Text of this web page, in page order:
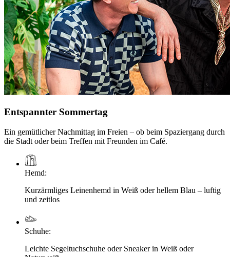
Entspannter Sommertag
Ein gemütlicher Nachmittag im Freien – ob beim Spaziergang durch
die Stadt oder beim Treffen mit Freunden im Café.
Hemd:
Kurzärmliges Leinenhemd in Weiß oder hellem Blau – luftig
und zeitlos
Schuhe:
Leichte Segeltuchschuhe oder Sneaker in Weiß oder